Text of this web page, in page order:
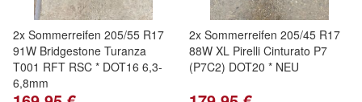
2x Sommerreifen 205/55 R17
91W Bridgestone Turanza
T001 RFT RSC * DOT16 6,3-
6,8mm
2x Sommerreifen 205/45 R17
88W XL Pirelli Cinturato P7
(P7C2) DOT20 * NEU